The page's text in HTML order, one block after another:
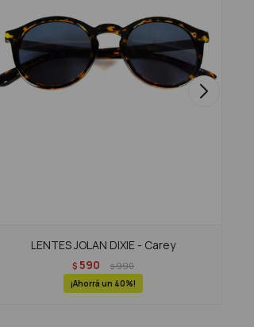
LENTES JOLAN DIXIE - Carey
$ 590 $990
40